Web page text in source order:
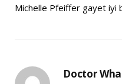
Michelle Pfeiffer gayet iyi
Doctor